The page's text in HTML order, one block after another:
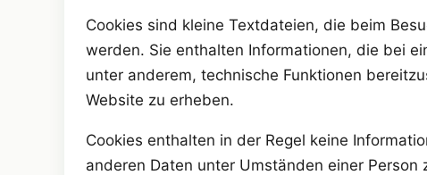
Cookies sind kleine Textdateien, die beim
werden. Sie enthalten Informationen, die bei
unter anderem, technische Funktionen
Website zu erheben.
Cookies enthalten in der Regel keine
anderen Daten unter Umständen einer